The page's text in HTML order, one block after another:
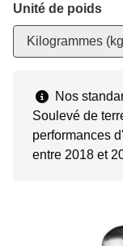
Unité de poids
Kilogrammes
Nos
Soulevé de
performances
entre 2018 et